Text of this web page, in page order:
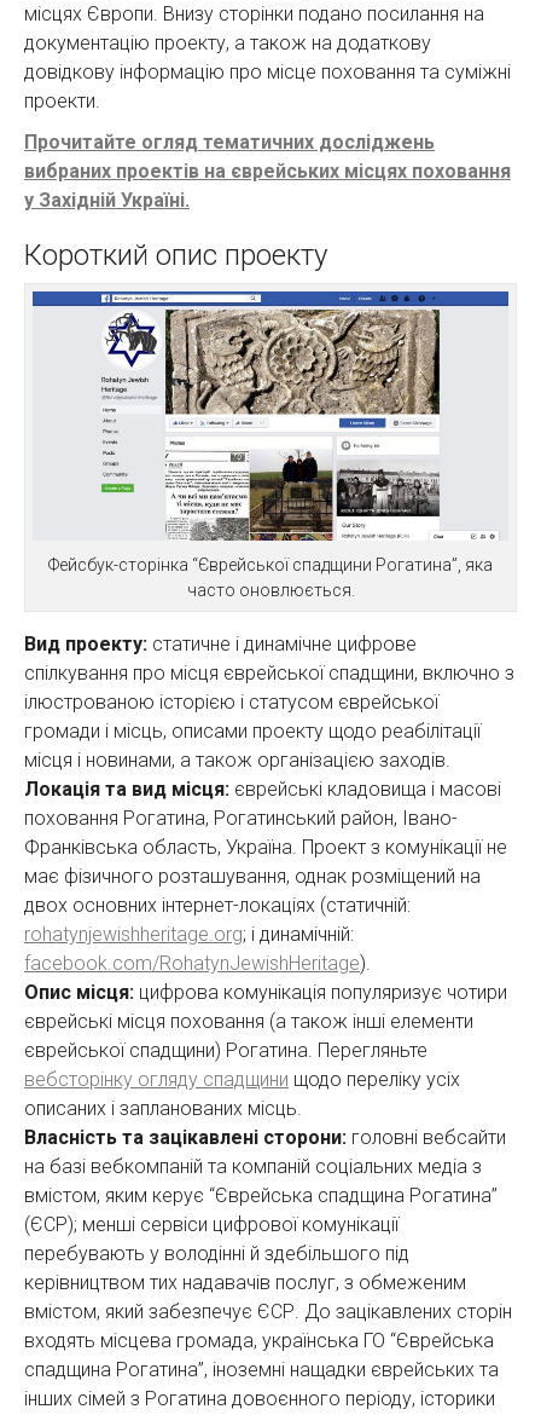
місцях Європи. Внизу сторінки подано посилання на
документацію проекту, а також на додаткову
довідкову інформацію про місце поховання та суміжні
проекти.
Прочитайте огляд тематичних досліджень
вибраних проектів на єврейських місцях поховання
у Західній Україні.
Короткий опис проекту
Фейсбук-сторінка “Єврейської спадщини Рогатина”, яка
часто оновлюється.
Вид проекту: статичне і динамічне цифрове
спілкування про місця єврейської спадщини, включно з
ілюстрованою історією і статусом єврейської
громади і місць, описами проекту щодо реабілітації
місця і новинами, а також організацією заходів.
Локація та вид місця: єврейські кладовища і масові
поховання Рогатина, Рогатинський район, Івано-
Франківська область, Україна. Проект з комунікації не
має фізичного розташування, однак розміщений на
двох основних інтернет-локаціях (статичній:
rohatynjewishheritage.org; і динамічній:
facebook.com/RohatynJewishHeritage).
Опис місця: цифрова комунікація популяризує чотири
єврейські місця поховання (а також інші елементи
єврейської спадщини) Рогатина. Перегляньте
вебсторінку огляду спадщини щодо переліку усіх
описаних і запланованих місць.
Власність та зацікавлені сторони: головні вебсайти
на базі вебкомпаній та компаній соціальних медіа з
вмістом, яким керує “Єврейська спадщина Рогатина”
(ЄСР); менші сервіси цифрової комунікації
перебувають у володінні й здебільшого під
керівництвом тих надавачів послуг, з обмеженим
вмістом, який забезпечує ЄСР. До зацікавлених сторін
входять місцева громада, українська ГО “Єврейська
спадщина Рогатина”, іноземні нащадки єврейських та
інших сімей з Рогатина довоєнного періоду, історики